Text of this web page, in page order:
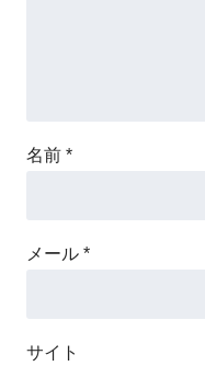
名前 *
メール *
サイト